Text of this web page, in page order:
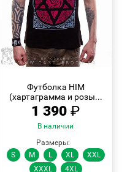
Футболка HIM
(хартаграмма и розы...
1 390 ₽
В наличии
Размеры:
S
M L XL
XXL
XXXL
4XL